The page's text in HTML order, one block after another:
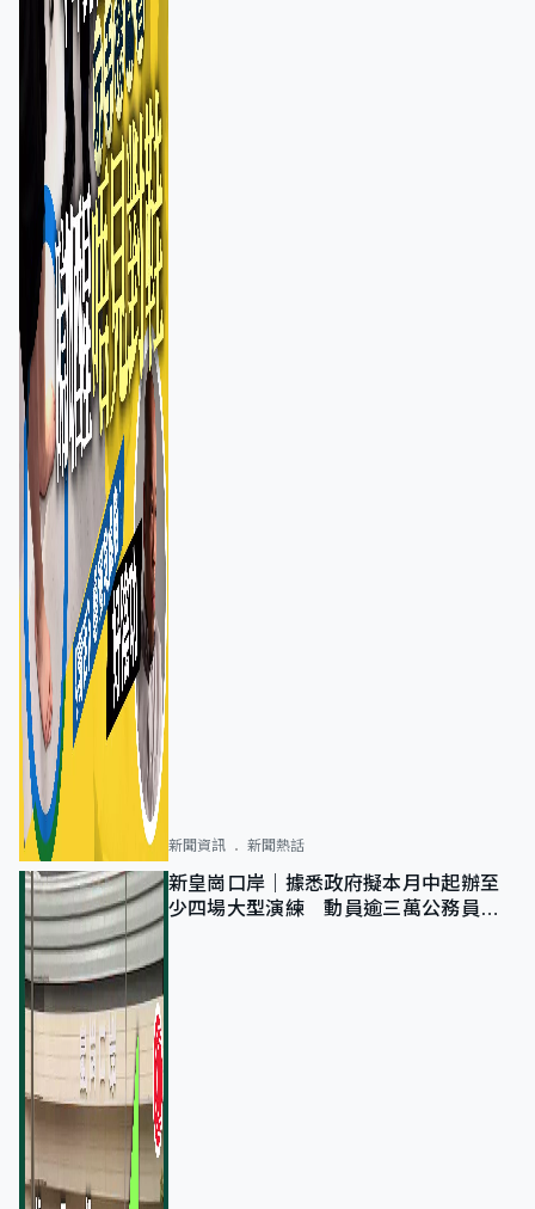
新聞資訊 新聞熱話
新皇崗口岸｜據悉政府擬本月中起辦至
少四場大型演練 動員逾三萬公務員人